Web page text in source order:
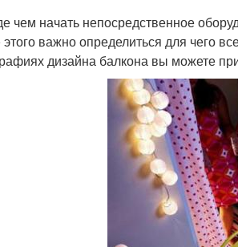
чем начать непосредственное
важно определиться для чего
дизайна балкона вы можете